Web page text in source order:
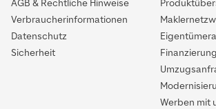
AGB & Rechtliche Hinweise
Verbraucherinformationen
Datenschutz
Sicherheit
Werben mit